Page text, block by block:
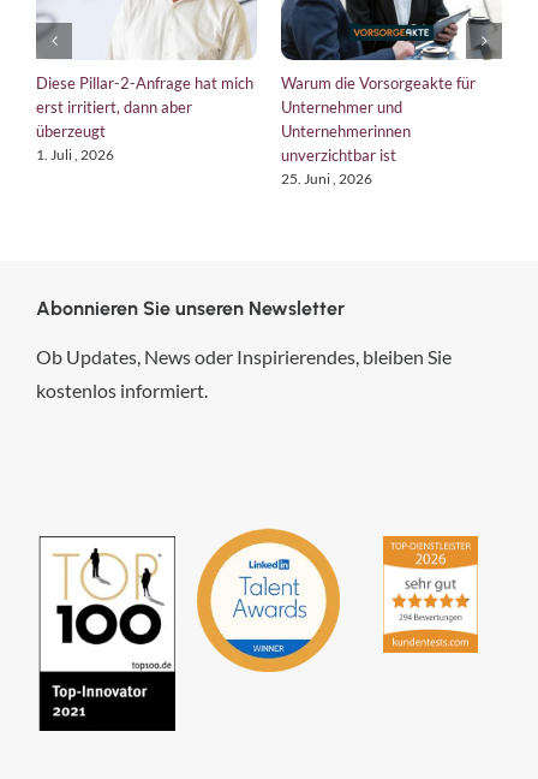
Diese Pillar-2-Anfrage hat mich
erst irritiert, dann aber
überzeugt
1. Juli , 2026
Warum die Vorsorgeakte für
Unternehmer und
Unternehmerinnen
unverzichtbar ist
25. Juni , 2026
Abonnieren Sie unseren Newsletter
Ob Updates, News oder Inspirierendes, bleiben Sie
kostenlos informiert.